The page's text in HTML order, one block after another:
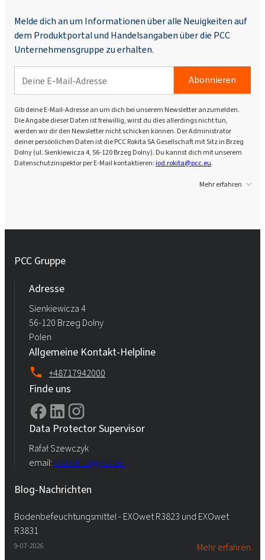
Melde dich an um Informationen über alle Neuigkeiten auf
dem Produktportal und Handelsangaben über die PCC
Unternehmensgruppe zu erhalten.
Abonnieren
Gib deine E-Mail-Adresse an um dich bei unserem Newsletter anzumelden.
Die Angabe dieser Daten ist freiwillig, wirst du dies allerdings nicht tun,
werden wir dir den Newsletter nicht schicken können. Der Administrator
deiner persönlichen Daten ist die PCC Rokita SA Gesellschaft mit Sitz in Brzeg
Dolny (ul. Sienkiewicza 4, 56-120 Brzeg Dolny). Du kannst dich mit unserem
Datenschutzinspektor per E-Mail kontaktieren:iod.rokita@pcc.eu.
Mehr erfahren
PCC Gruppe
Adresse
Sienkiewicza 4
56-120 Brzeg Dolny
Polen
Allgemeine Kontakt-Helpline
+48717942000
Finde uns
Data Protector Supervisor
Rafał Szewczyk
email: iod.rokita@pcc.eu
Blog-Nachrichten
Bodenbefeuchtungsmittel - EXOwet R3823 und EXOwet
R3831
9-07-2026 Mehr erfahren